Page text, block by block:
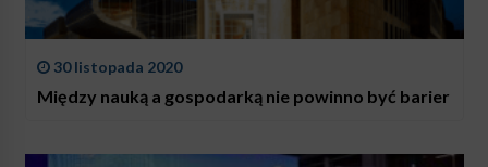
30 listopada 2020
Między nauką a gospodarką nie powinno być barier